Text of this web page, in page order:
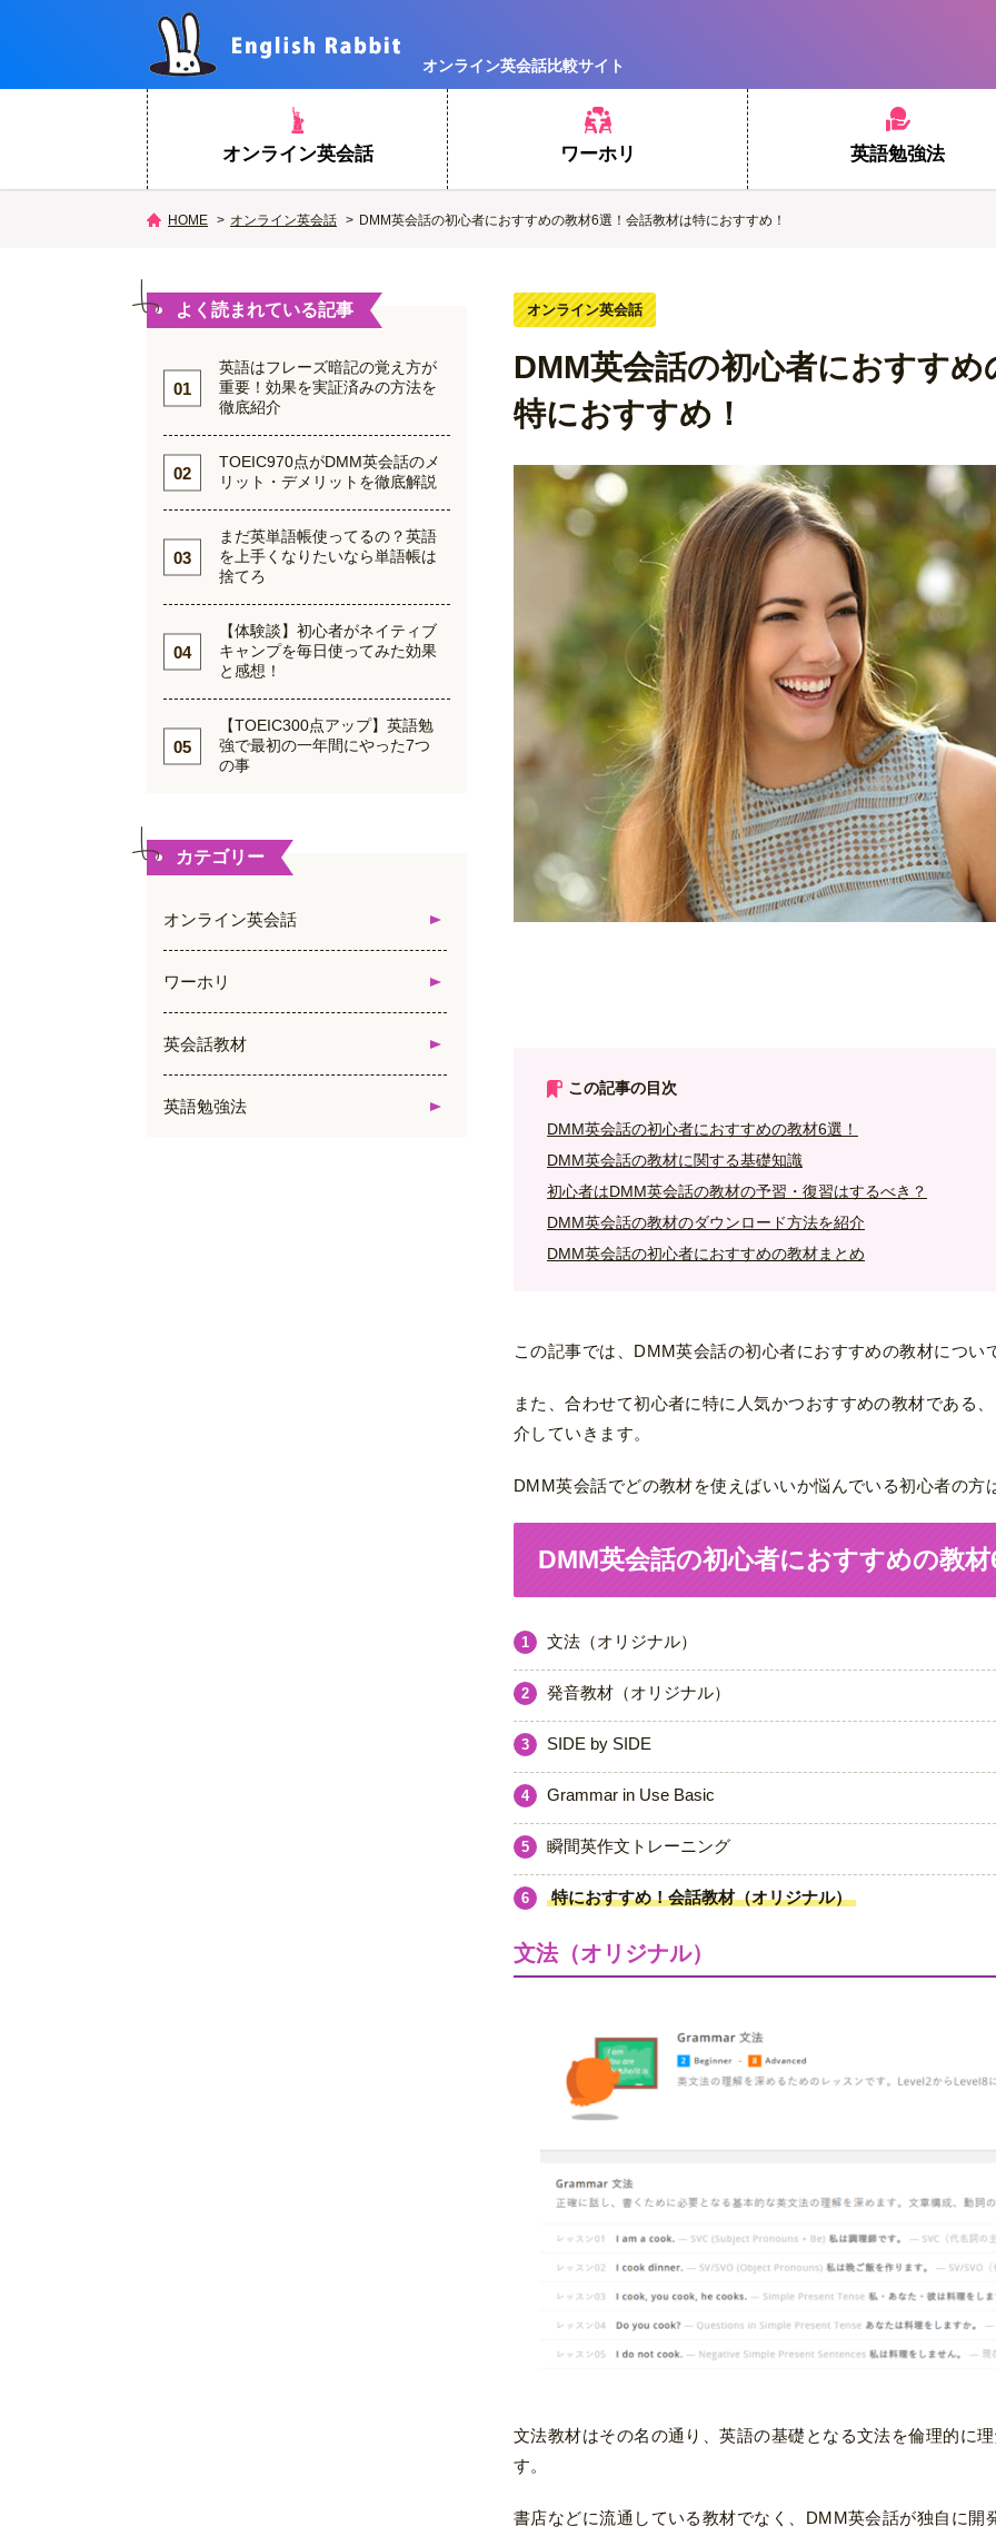
オンライン英会話比較サイト
オンライン英会話 ワーホリ 英語勉強法
HOME オンライン英会話 DMM英会話の初心者におすすめの教材6選！会話教材は特におすすめ！
オンライン英会話
DMM英会話の初心者におすす
特におすすめ！
この記事の目次
DMM英会話の初心者におすすめの教材6選！
DMM英会話の教材に関する基礎知識
初心者はDMM英会話の教材の予習・復習はするべき？
DMM英会話の教材のダウンロード方法を紹介
DMM英会話の初心者におすすめの教材まとめ
この記事では、DMM英会話の初心者におすすめの教材につい
また、合わせて初心者に特に人気かつおすすめの教材である
介していきます。
DMM英会話でどの教材を使えばいいか悩んでいる初心者の方
DMM英会話の初心者におすすめの教
文法（オリジナル）
発音教材（オリジナル）
SIDE by SIDE
Grammar in Use Basic
瞬間英作文トレーニング
特におすすめ！会話教材（オリジナル）
文法（オリジナル）
文法教材はその名の通り、英語の基礎となる文法を倫理的に
す。
書店などに流通している教材でなく、DMM英会話が独自に
よく読まれている記事
英語はフレーズ暗記の覚え方が
重要！効果を実証済みの方法を
徹底紹介
TOEIC970点がDMM英会話のメ
リット・デメリットを徹底解説
まだ英単語帳使ってるの？英語
を上手くなりたいなら単語帳は
捨てろ
【体験談】初心者がネイティブ
キャンプを毎日使ってみた効果
と感想！
【TOEIC300点アップ】英語勉
強で最初の一年間にやった7つ
の事
カテゴリー
オンライン英会話
ワーホリ
英会話教材
英語勉強法